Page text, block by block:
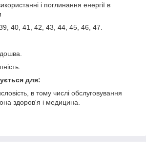
і поглинання енергії в
40, 41, 42, 43, 44, 45, 46, 47.
для:
в тому числі обслуговування
здоров'я і медицина.